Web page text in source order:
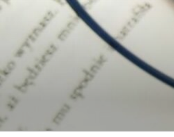
Skip
content